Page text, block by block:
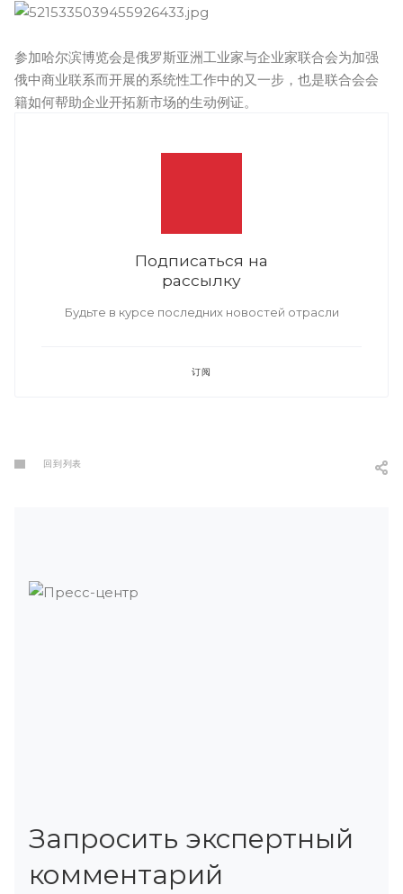
参加哈尔滨博览会是俄罗斯亚洲工业家与企业家联合会为加强
俄中商业联系而开展的系统性工作中的又一步，也是联合会会
籍如何帮助企业开拓新市场的生动例证。
Подписаться на
рассылку
Будьте в курсе последних новостей отрасли
订阅
回到列表
Запросить экспертный
комментарий